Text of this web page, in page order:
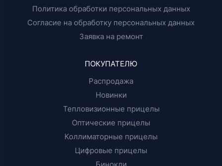
Политика обработки персональных данных
Согласие на обработку персональных данных
Заявка на ремонт
ПОКУПАТЕЛЮ
Распродажа
Новинки
Тепловизионные прицелы
Оптические прицелы
Коллиматорные прицелы
Цифровые прицелы